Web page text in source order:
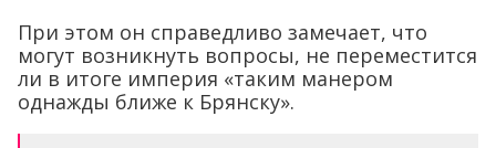
При этом он справедливо замечает, что
могут возникнуть вопросы, не переместится
ли в итоге империя «таким манером
однажды ближе к Брянску».